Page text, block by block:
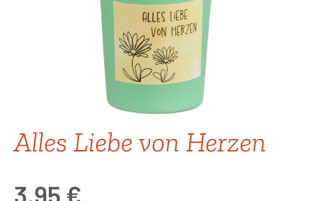
Alles Liebe von Herzen
3,95 €